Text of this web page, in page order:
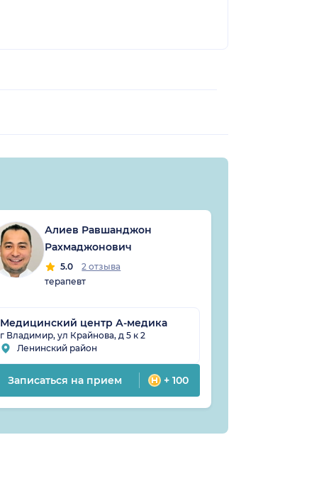
Алиев Равшанджон
Рахмаджонович
5.0
2 отзыва
терапевт
Медицинский центр А-медика
г Владимир, ул Крайнова, д 5 к 2
Ленинский район
Записаться на прием + 100